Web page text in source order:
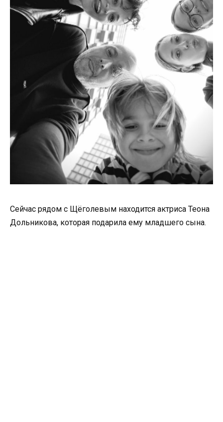
Сейчас рядом с Щёголевым находится актриса Теона
Дольникова, которая подарила ему младшего сына.